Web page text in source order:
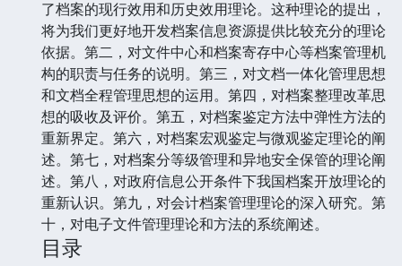
了档案的现行效用和历史效用理论。这种理论的提出，
将为我们更好地开发档案信息资源提供比较充分的理论
依据。第二，对文件中心和档案寄存中心等档案管理机
构的职责与任务的说明。第三，对文档一体化管理思想
和文档全程管理思想的运用。第四，对档案整理改革思
想的吸收及评价。第五，对档案鉴定方法中弹性方法的
重新界定。第六，对档案宏观鉴定与微观鉴定理论的阐
述。第七，对档案分等级管理和异地安全保管的理论阐
述。第八，对政府信息公开条件下我国档案开放理论的
重新认识。第九，对会计档案管理理论的深入研究。第
十，对电子文件管理理论和方法的系统阐述。
目录